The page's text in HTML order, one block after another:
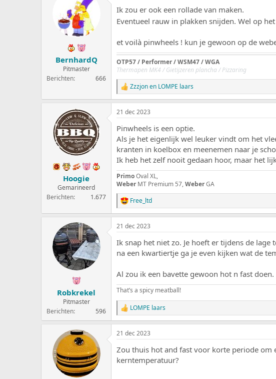
e
r
g
e
n
:
BernhardQ
Pitmaster
Berichten
666
Ik zou er ook een rollade van maken.
Eventueel rauw in plakken snijden. Wel op
et voilà pinwheels ! kun je gewoon op de
OTP57 / Performer/ WSM47 / WGA
Thermapen MK4 / Gietijzeren plancha / Pizzaring
W
a
a
r
e
r
n
g
e
n
:
Zzzjonen LOMPE laars
Hoogie
Gemarineerd
Berichten
1.677
21 dec 2023
Pinwheels is een optie.
Als je het eigenlijk wel leuker vindt om het
kranten in koelbox en meenemen naar je
Ik heb het zelf nooit gedaan hoor, maar het
PrimoOval XL,
Weber MT Premium 57,WeberGA
W
a
a
r
e
r
g
e
n
:
Free_ltd
Robkrekel
Pitmaster
Berichten
596
21 dec 2023
Ik snap het niet zo. Je hoeft er tijdens de
na een kwartiertje ga je even kijken wat de
Al zou ik een bavette gewoon hot n fast doen.
That’s a spicy meatball!
W
a
a
r
e
r
LOMPE laars
21 dec 2023
Zou thuis hot and fast voor korte periode
kerntemperatuur?